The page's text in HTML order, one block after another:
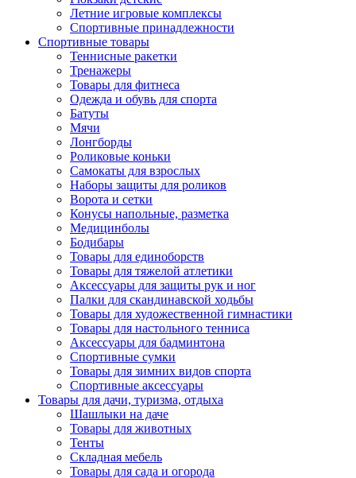
Летние игровые комплексы
Спортивные принадлежности
Спортивные товары
Теннисные ракетки
Тренажеры
Товары для фитнеса
Одежда и обувь для спорта
Батуты
Мячи
Лонгборды
Роликовые коньки
Самокаты для взрослых
Наборы защиты для роликов
Ворота и сетки
Конусы напольные, разметка
Медицинболы
Бодибары
Товары для единоборств
Товары для тяжелой атлетики
Аксессуары для защиты рук и ног
Палки для скандинавской ходьбы
Товары для художественной гимнастики
Товары для настольного тенниса
Аксессуары для бадминтона
Спортивные сумки
Товары для зимних видов спорта
Спортивные аксессуары
Товары для дачи, туризма, отдыха
Шашлыки на даче
Товары для животных
Тенты
Складная мебель
Товары для сада и огорода